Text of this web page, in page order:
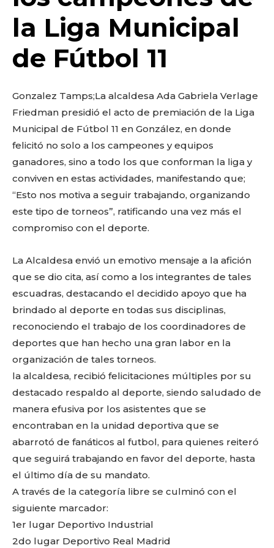
k
la Liga Municipal
de Fútbol 11
Gonzalez Tamps;La alcaldesa Ada Gabriela Verlage
Friedman presidió el acto de premiación de la Liga
Municipal de Fútbol 11 en González, en donde
felicitó no solo a los campeones y equipos
ganadores, sino a todo los que conforman la liga y
conviven en estas actividades, manifestando que;
“Esto nos motiva a seguir trabajando, organizando
este tipo de torneos”, ratificando una vez más el
compromiso con el deporte.
La Alcaldesa envió un emotivo mensaje a la afición
que se dio cita, así como a los integrantes de tales
escuadras, destacando el decidido apoyo que ha
brindado al deporte en todas sus disciplinas,
reconociendo el trabajo de los coordinadores de
deportes que han hecho una gran labor en la
organización de tales torneos.
la alcaldesa, recibió felicitaciones múltiples por su
destacado respaldo al deporte, siendo saludado de
manera efusiva por los asistentes que se
encontraban en la unidad deportiva que se
abarrotó de fanáticos al futbol, para quienes reiteró
que seguirá trabajando en favor del deporte, hasta
el último día de su mandato.
A través de la categoría libre se culminó con el
siguiente marcador:
1er lugar Deportivo Industrial
2do lugar Deportivo Real Madrid